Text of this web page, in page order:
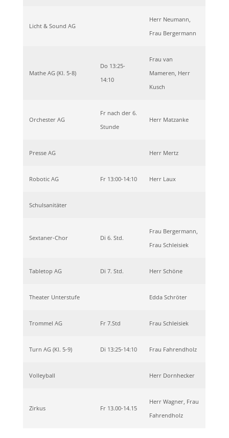
Licht & Sound AG
Herr Neumann,
Frau Bergermann
Mathe AG (Kl. 5-8)
Do 13:25-
14:10
Frau van
Mameren, Herr
Kusch
Orchester AG
Fr nach der 6.
Stunde
Herr Matzanke
Presse AG Herr Mertz
Robotic AG Fr 13:00-14:10 Herr Laux
Schulsanitäter
Sextaner-Chor Di 6. Std.
Frau Bergermann,
Frau Schleisiek
Tabletop AG Di 7. Std. Herr Schöne
Theater Unterstufe Edda Schröter
Trommel AG Fr 7.Std Frau Schleisiek
Turn AG (Kl. 5-9) Di 13:25-14:10 Frau Fahrendholz
Volleyball Herr Dornhecker
Zirkus Fr 13.00-14.15
Herr Wagner, Frau
Fahrendholz